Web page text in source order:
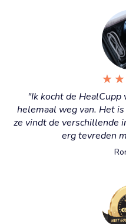
★ ★
"Ik kocht de
helemaal weg van. Het
ze vindt de verschillende
erg tevreden